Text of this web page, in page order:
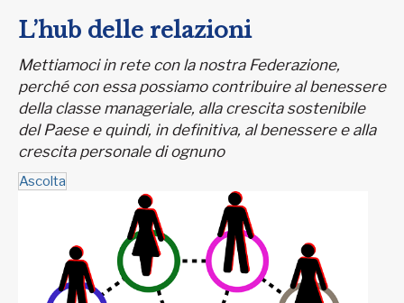
L’hub delle relazioni
Mettiamoci in rete con la nostra Federazione,
perché con essa possiamo contribuire al benessere
della classe manageriale, alla crescita sostenibile
del Paese e quindi, in definitiva, al benessere e alla
crescita personale di ognuno
Ascolta